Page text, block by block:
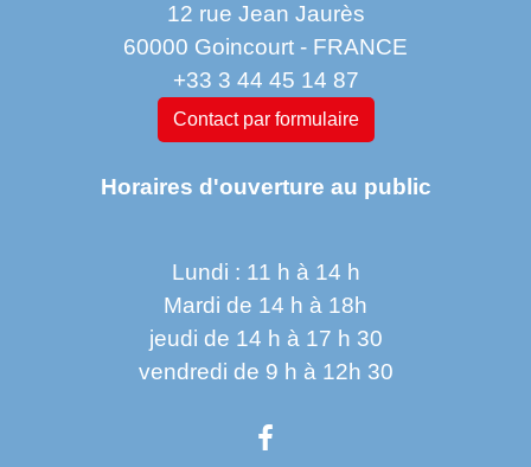
12 rue Jean Jaurès
60000 Goincourt - FRANCE
+33 3 44 45 14 87
Contact par formulaire
Horaires d'ouverture au public
Lundi : 11 h à 14 h
Mardi de 14 h à 18h
jeudi de 14 h à 17 h 30
vendredi de 9 h à 12h 30